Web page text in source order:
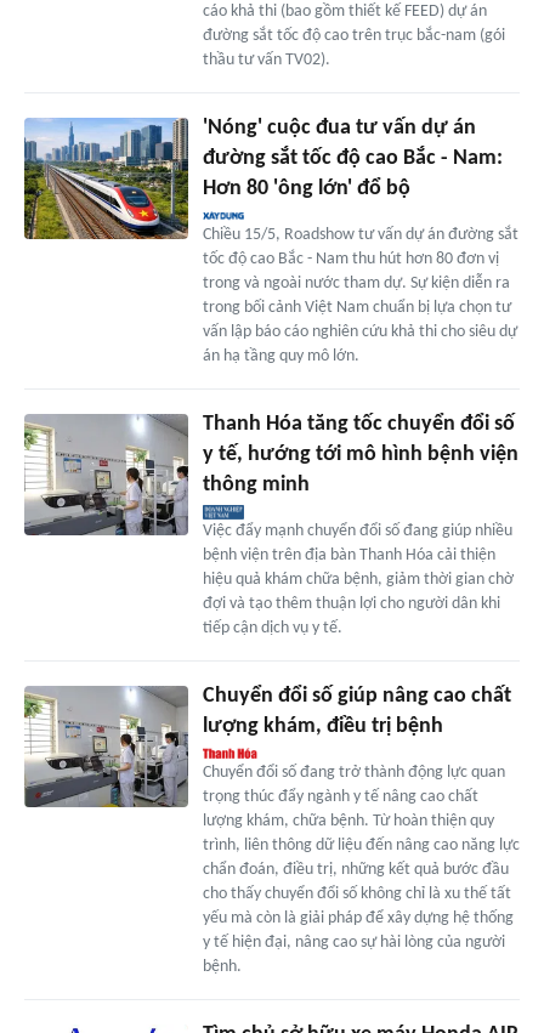
cáo khả thi (bao gồm thiết kế FEED) dự án
đường sắt tốc độ cao trên trục bắc-nam (gói
thầu tư vấn TV02).
'Nóng' cuộc đua tư vấn dự án
đường sắt tốc độ cao Bắc - Nam:
Hơn 80 'ông lớn' đổ bộ
Chiều 15/5, Roadshow tư vấn dự án đường sắt
tốc độ cao Bắc - Nam thu hút hơn 80 đơn vị
trong và ngoài nước tham dự. Sự kiện diễn ra
trong bối cảnh Việt Nam chuẩn bị lựa chọn tư
vấn lập báo cáo nghiên cứu khả thi cho siêu dự
án hạ tầng quy mô lớn.
Thanh Hóa tăng tốc chuyển đổi số
y tế, hướng tới mô hình bệnh viện
thông minh
Việc đẩy mạnh chuyển đổi số đang giúp nhiều
bệnh viện trên địa bàn Thanh Hóa cải thiện
hiệu quả khám chữa bệnh, giảm thời gian chờ
đợi và tạo thêm thuận lợi cho người dân khi
tiếp cận dịch vụ y tế.
Chuyển đổi số giúp nâng cao chất
lượng khám, điều trị bệnh
Chuyển đổi số đang trở thành động lực quan
trọng thúc đẩy ngành y tế nâng cao chất
lượng khám, chữa bệnh. Từ hoàn thiện quy
trình, liên thông dữ liệu đến nâng cao năng lực
chẩn đoán, điều trị, những kết quả bước đầu
cho thấy chuyển đổi số không chỉ là xu thế tất
yếu mà còn là giải pháp để xây dựng hệ thống
y tế hiện đại, nâng cao sự hài lòng của người
bệnh.